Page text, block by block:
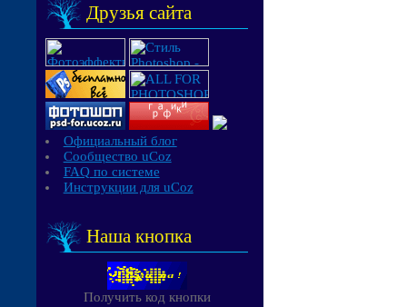
Друзья сайта
Официальный блог
Сообщество uCoz
FAQ по системе
Инструкции для uCoz
Наша кнопка
Получить код кнопки